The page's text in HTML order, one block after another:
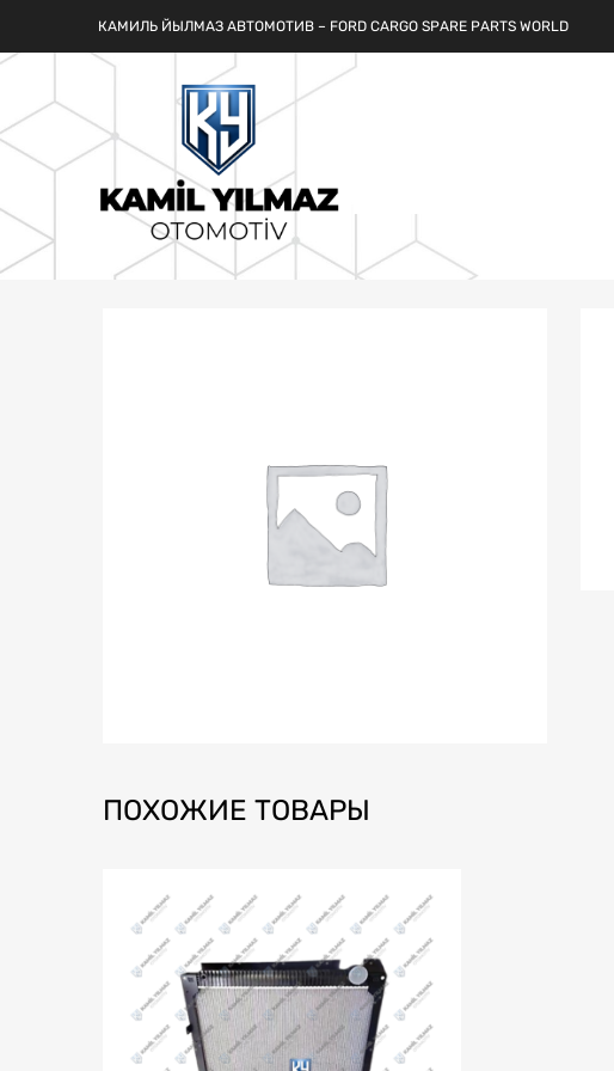
КАМИЛЬ ЙЫЛМАЗ АВТОМОТИВ – FORD CARGO SPARE PARTS WORLD
ПОХОЖИЕ ТОВАРЫ